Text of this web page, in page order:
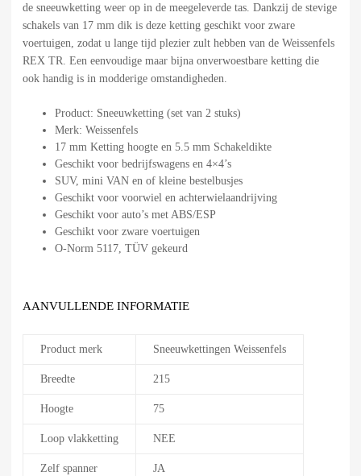
de sneeuwketting weer op in de meegeleverde tas. Dankzij de stevige
schakels van 17 mm dik is deze ketting geschikt voor zware
voertuigen, zodat u lange tijd plezier zult hebben van de Weissenfels
REX TR. Een eenvoudige maar bijna onverwoestbare ketting die
ook handig is in modderige omstandigheden.
Product: Sneeuwketting (set van 2 stuks)
Merk: Weissenfels
17 mm Ketting hoogte en 5.5 mm Schakeldikte
Geschikt voor bedrijfswagens en 4×4’s
SUV, mini VAN en of kleine bestelbusjes
Geschikt voor voorwiel en achterwielaandrijving
Geschikt voor auto’s met ABS/ESP
Geschikt voor zware voertuigen
O-Norm 5117, TÜV gekeurd
AANVULLENDE INFORMATIE
Product merk Sneeuwkettingen Weissenfels
Breedte 215
Hoogte 75
Loop vlakketting NEE
Zelf spanner JA